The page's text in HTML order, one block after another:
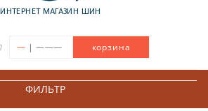
ИНТЕРНЕТ МАГАЗИН ШИН
— | ——— корзина
ФИЛЬТР